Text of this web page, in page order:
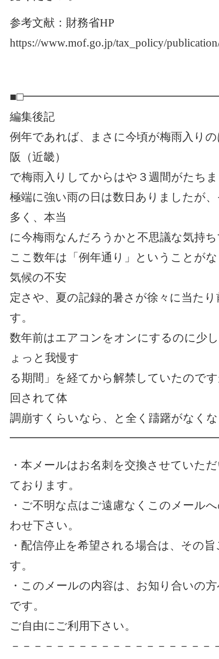
参考文献：財務省HP
https://www.mof.go.jp/tax_policy/
編集後記
例年であれば、まさに今頃が梅雨入り
阪（近畿）
で梅雨入りしてからはや３週間がたち
極端に強い雨の日は数日ありましたが
多く、本当
に今梅雨なんだろうかと不思議な気持
ここ数年は「例年通り」ということが
気候の不安
定さや、夏の記録的暑さが徐々に当た
す。
数年前はエアコンをオンにするのに少
ょっと我慢す
る期間」を経てから解禁していたので
回されて体
調崩すくらいなら、と全く躊躇がなく
・本メールはお名刺を交換させていた
ております。
・ご不明な点はご遠慮なくこのメール
わせ下さい。
・配信停止を希望される場合は、その
す。
・このメールの内容は、お知り合いの
です。
ご自由にご利用下さい。
－－－－－－－－－－－－－－－－－－